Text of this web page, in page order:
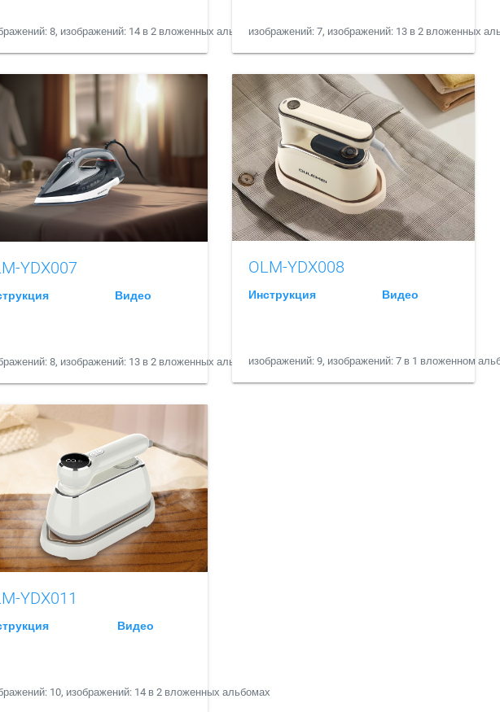
8, изображений: 14 в 2 вложенных альбомахизображений: 7, изображений: 13 в 2 вложенных
YDX007
Видео
8, изображений: 13 в 2 вложенных альбомах
OLM-YDX008
Инструкция Видео
изображений: 9, изображений: 7 в 1 вложенном
YDX011
Видео
10, изображений: 14 в 2 вложенных альбомах